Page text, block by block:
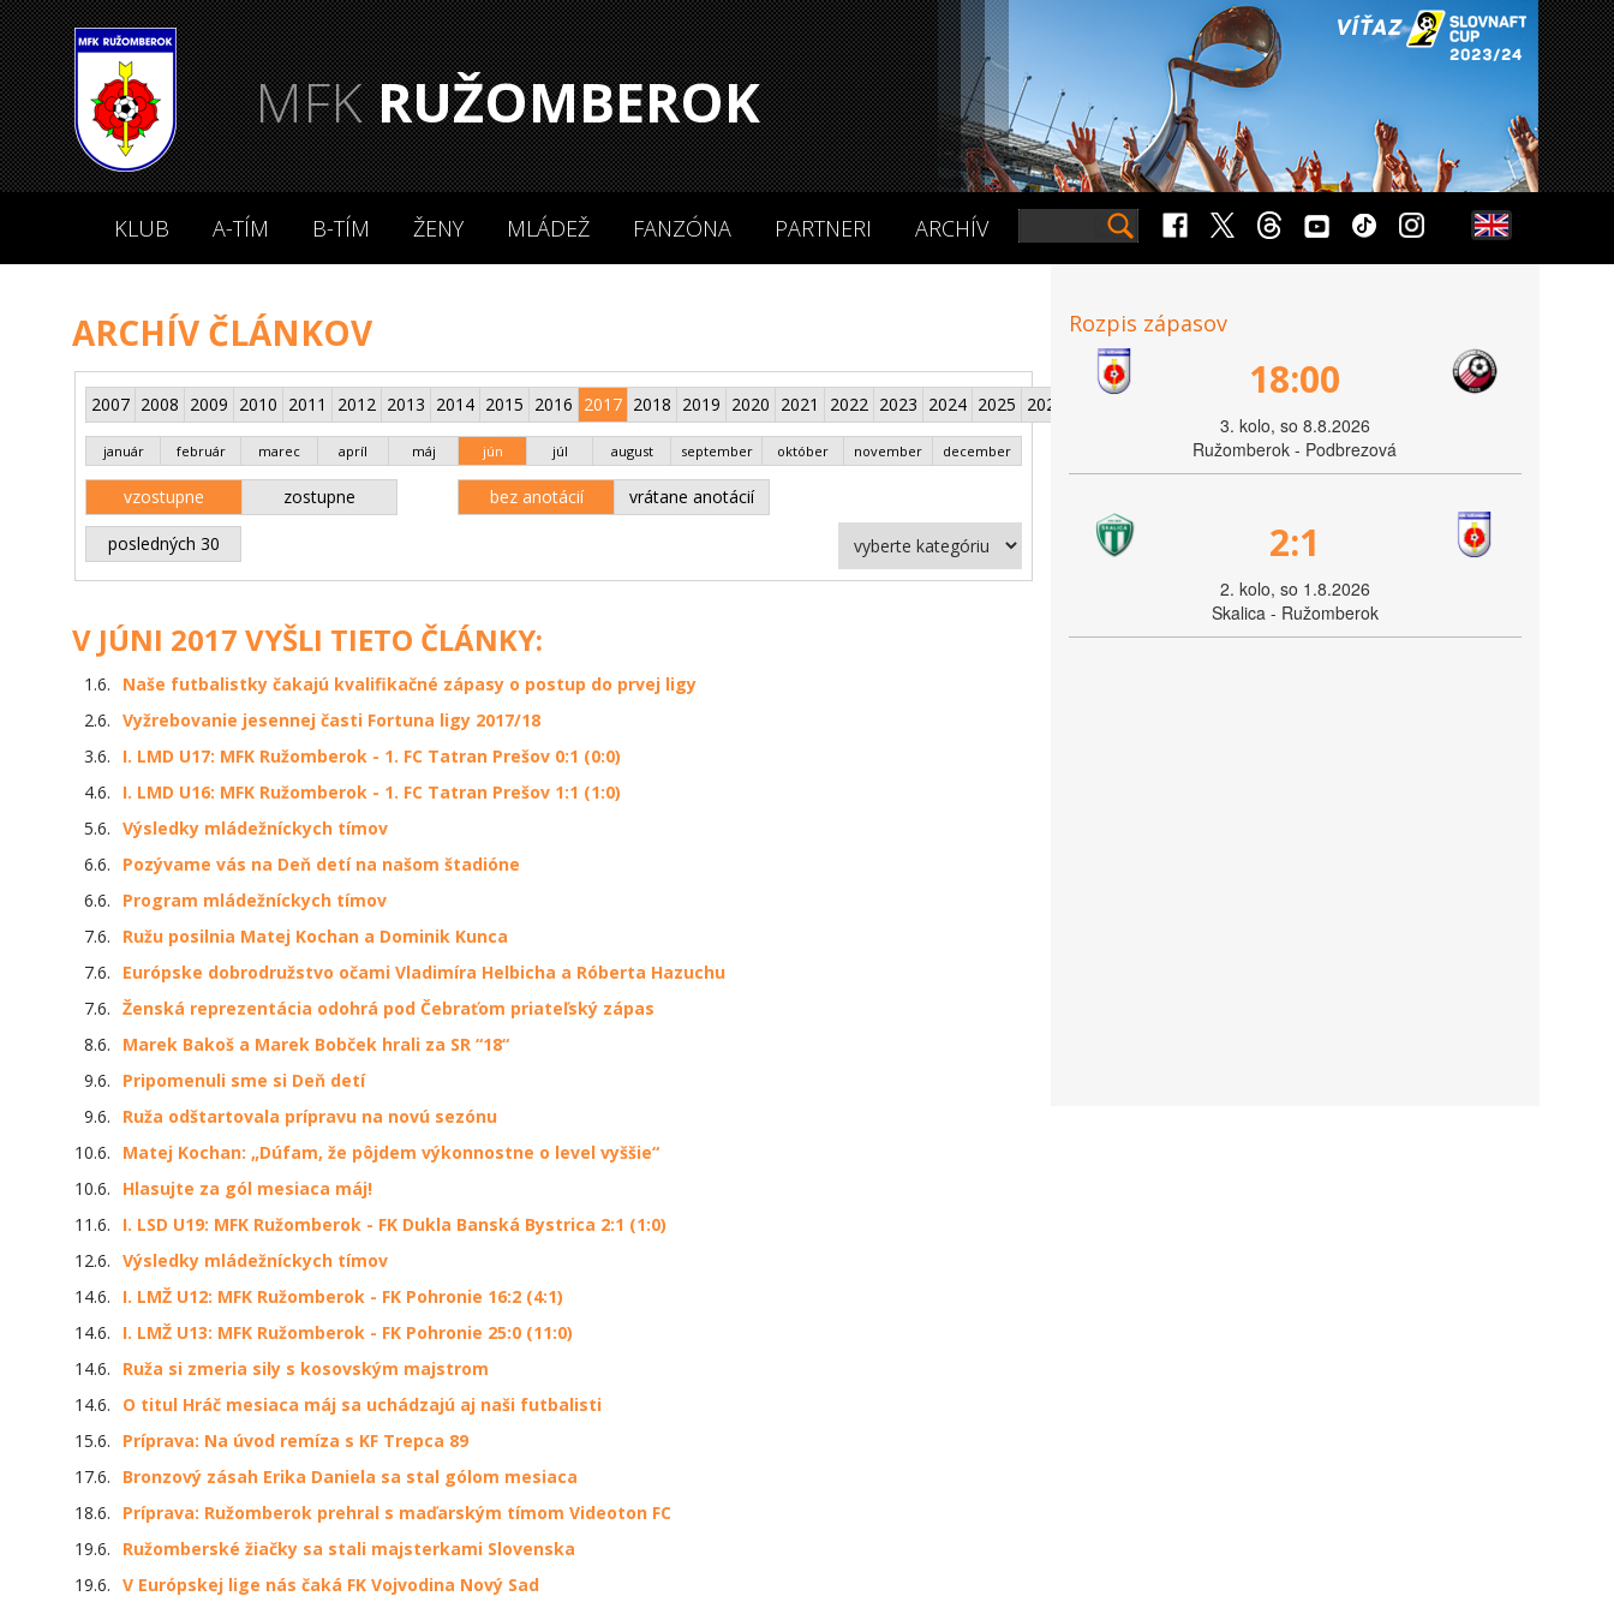
MFKRUŽOMBEROK
KLUB A-TÍM B-TÍM ŽENY MLÁDEŽ FANZÓNA PARTNERI ARCHÍV
ARCHÍV ČLÁNKOV
2007 2008 2009 2010 2011 2012 2013 2014 2015 2016 2017 2018 2019 2020 2021 2022 2023 2024 2025 2026
január február marec apríl máj jún júl august september október november december
vzostupne zostupne bez anotácií vrátane anotácií
posledných 30
V JÚNI 2017 VYŠLI TIETO ČLÁNKY:
1.6.
Naše futbalistky čakajú kvalifikačné zápasy o postup do prvej ligy
2.6. Vyžrebovanie jesennej časti Fortuna ligy 2017/18
3.6.
I. LMD U17: MFK Ružomberok - 1. FC Tatran Prešov 0:1 (0:0)
4.6.
I. LMD U16: MFK Ružomberok - 1. FC Tatran Prešov 1:1 (1:0)
5.6. Výsledky mládežníckych tímov
6.6.
Pozývame vás na Deň detí na našom štadióne
6.6.
Program mládežníckych tímov
7.6.
Ružu posilnia Matej Kochan a Dominik Kunca
7.6.
Európske dobrodružstvo očami Vladimíra Helbicha a Róberta Hazuchu
7.6. Ženská reprezentácia odohrá pod Čebraťom priateľský zápas
8.6.
Marek Bakoš a Marek Bobček hrali za SR “18“
9.6.
Pripomenuli sme si Deň detí
9.6.
Ruža odštartovala prípravu na novú sezónu
10.6.
Matej Kochan: „Dúfam, že pôjdem výkonnostne o level vyššie“
10.6.
Hlasujte za gól mesiaca máj!
11.6.
I. LSD U19: MFK Ružomberok - FK Dukla Banská Bystrica 2:1 (1:0)
12.6. Výsledky mládežníckych tímov
14.6.
I. LMŽ U12: MFK Ružomberok - FK Pohronie 16:2 (4:1)
14.6.
I. LMŽ U13: MFK Ružomberok - FK Pohronie 25:0 (11:0)
14.6.
Ruža si zmeria sily s kosovským majstrom
14.6.
O titul Hráč mesiaca máj sa uchádzajú aj naši futbalisti
15.6.
Príprava: Na úvod remíza s KF Trepca 89
17.6.
Bronzový zásah Erika Daniela sa stal gólom mesiaca
18.6.
Príprava: Ružomberok prehral s maďarským tímom Videoton FC
19.6.
Ružomberské žiačky sa stali majsterkami Slovenska
19.6. V Európskej lige nás čaká FK Vojvodina Nový Sad
Rozpis zápasov
18:00
3. kolo, so 8.8.2026
Ružomberok - Podbrezová
2:1
2. kolo, so 1.8.2026
Skalica - Ružomberok